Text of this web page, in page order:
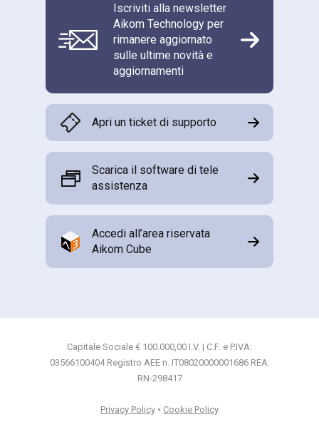
Iscriviti alla newsletter
Aikom Technology per
rimanere aggiornato
sulle ultime novità e
aggiornamenti
Apri un ticket di supporto
Scarica il software di tele
assistenza
Accedi all’area riservata
Aikom Cube
Capitale Sociale € 100.000,00 I.V. | C.F. e P.IVA:
03566100404 Registro AEE n. IT08020000001686 REA:
RN-298417
Privacy Policy • Cookie Policy